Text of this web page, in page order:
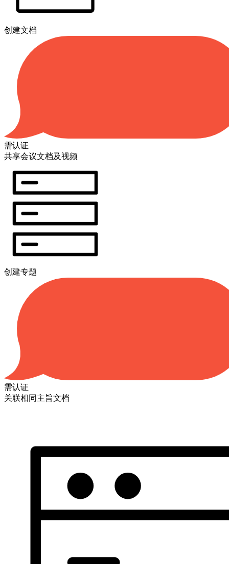
创建文档
需认证
共享会议文档及视频
创建专题
需认证
关联相同主旨文档